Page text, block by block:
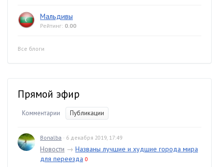
Мальдивы
Рейтинг: 0.00
Все блоги
Прямой эфир
Комментарии Публикации
Bonalba · 6 декабря 2019, 17:49
Новости → Названы лучшие и худшие города мира
для переезда 0